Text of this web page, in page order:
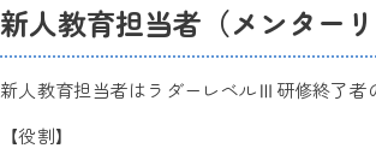
新人教育担当者（メンターリ
新人教育担当者はラダーレベルⅢ研修終了者
【役割】